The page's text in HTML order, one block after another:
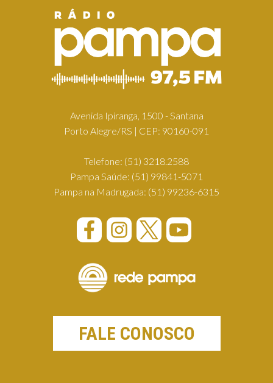
Avenida Ipiranga, 1500 - Santana
Porto Alegre/RS | CEP: 90160-091
Telefone: (51) 3218.2588
Pampa Saúde: (51) 99841-5071
Pampa na Madrugada: (51) 99236-6315
FALE CONOSCO